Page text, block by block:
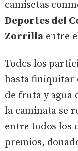
camisetas
Deportes del
Zorrilla entre
Todos los
hasta finiquitar
de fruta y agua
la caminata se
entre todos los
premios,